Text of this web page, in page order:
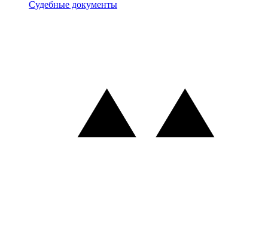
Документы
Судебные документы